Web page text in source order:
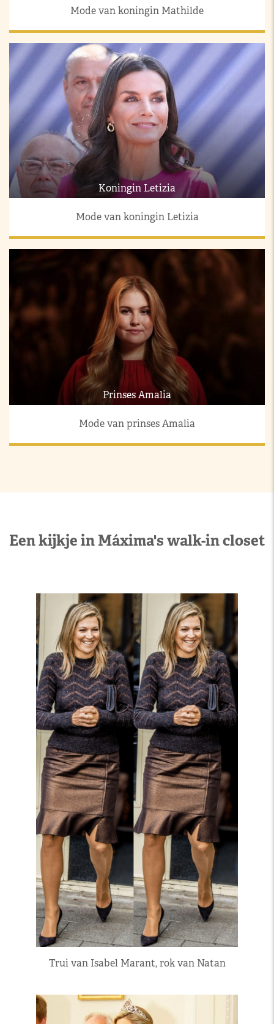
Mode van koningin Mathilde
Koningin Letizia
Mode van koningin Letizia
Prinses Amalia
Mode van prinses Amalia
Een kijkje in Máxima's walk-in closet
Trui van Isabel Marant, rok van Natan